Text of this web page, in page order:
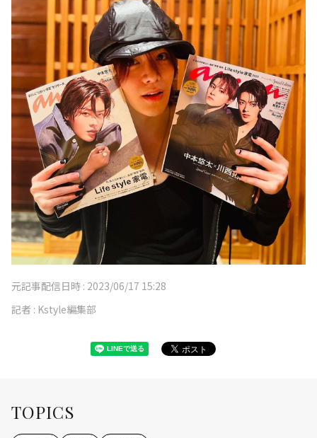
元記事配信日時 : 2023/06/17 15:28
記者 : Kstyle編集部
TOPICS